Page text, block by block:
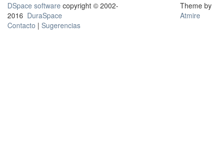
DSpace software copyright © 2002-
2016 DuraSpace
Contacto | Sugerencias
Theme by
Atmire